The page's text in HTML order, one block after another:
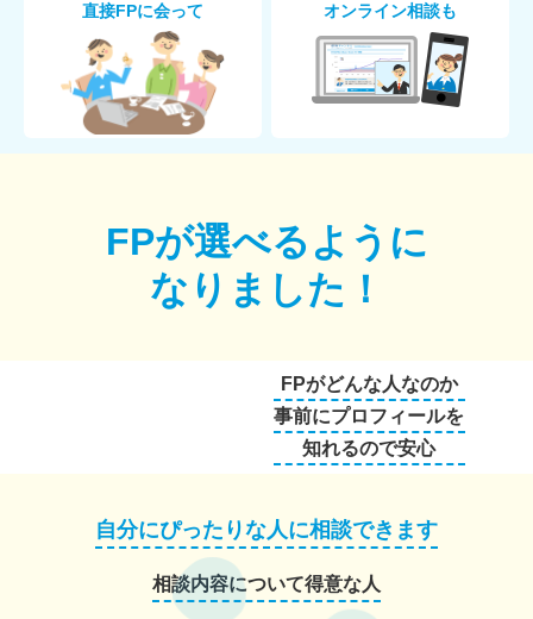
直接FPに会って
オンライン相談も
FPが選べるように
なりました！
FPがどんな人なのか
事前にプロフィールを
知れるので安心
自分にぴったりな人に相談できます
相談内容について得意な人